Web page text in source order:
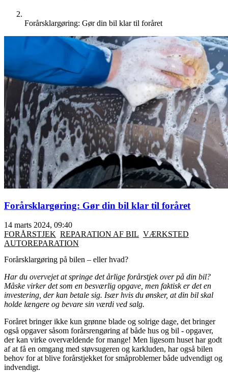
Forårsklargøring: Gør din bil klar til foråret
Forårsklargøring: Gør din bil klar til foråret
14 marts 2024, 09:40
FORÅRSTJEK REPARATION AF BIL VÆRKSTED
AUTOREPARATION
Forårsklargøring på bilen – eller hvad?
Har du overvejet at springe det årlige forårstjek over på din bil?
Måske virker det som en besværlig opgave, men faktisk er det en
investering, der kan betale sig. Især hvis du ønsker, at din bil skal
holde længere og bevare sin værdi ved salg.
Foråret bringer ikke kun grønne blade og solrige dage, det bringer
også opgaver såsom forårsrengøring af både hus og bil - opgaver,
der kan virke overvældende for mange! Men ligesom huset har godt
af at få en omgang med støvsugeren og karkluden, har også bilen
behov for at blive forårstjekket for småproblemer både udvendigt og
indvendigt.